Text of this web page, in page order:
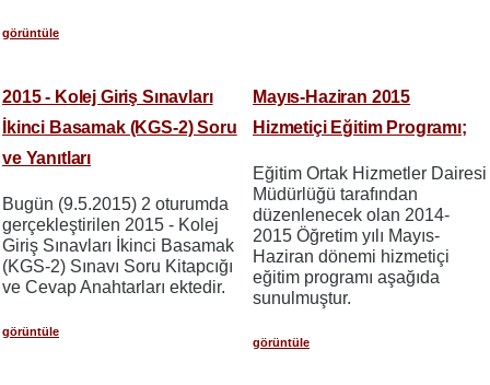
görüntüle
2015 - Kolej Giriş Sınavları
İkinci Basamak (KGS-2) Soru
ve Yanıtları
Bugün (9.5.2015) 2 oturumda
gerçekleştirilen 2015 - Kolej
Giriş Sınavları İkinci Basamak
(KGS-2) Sınavı Soru Kitapcığı
ve Cevap Anahtarları ektedir.
görüntüle
Mayıs-Haziran 2015
Hizmetiçi Eğitim Programı;
Eğitim Ortak Hizmetler Dairesi
Müdürlüğü tarafından
düzenlenecek olan 2014-
2015 Öğretim yılı Mayıs-
Haziran dönemi hizmetiçi
eğitim programı aşağıda
sunulmuştur.
görüntüle